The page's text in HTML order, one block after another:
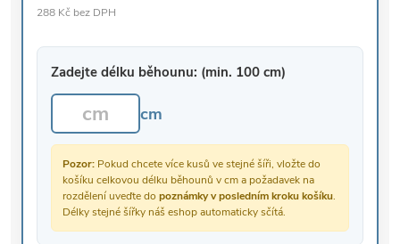
288 Kč bez DPH
Zadejte délku běhounu: (min. 100 cm)
cm
Pozor: Pokud chcete více kusů ve stejné šíři, vložte do
košíku celkovou délku běhounů v cm a požadavek na
rozdělení uveďte do poznámky v posledním kroku košíku.
Délky stejné šířky náš eshop automaticky sčítá.